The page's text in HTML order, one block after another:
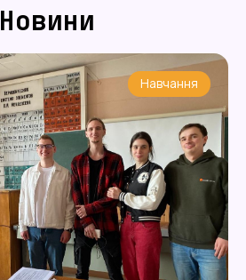
Новини
Навчання